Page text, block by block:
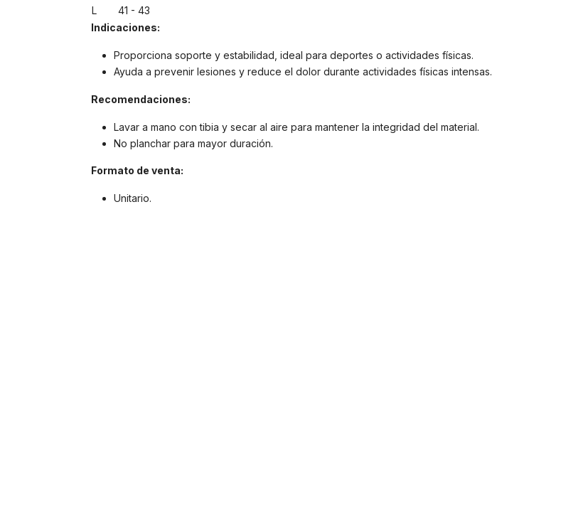
L
41 - 43
Indicaciones:
Proporciona soporte y estabilidad, ideal para deportes o actividades físicas.
Ayuda a prevenir lesiones y reduce el dolor durante actividades físicas intensas.
Recomendaciones:
Lavar a mano con tibia y secar al aire para mantener la integridad del material.
No planchar para mayor duración.
Formato de venta:
Unitario.